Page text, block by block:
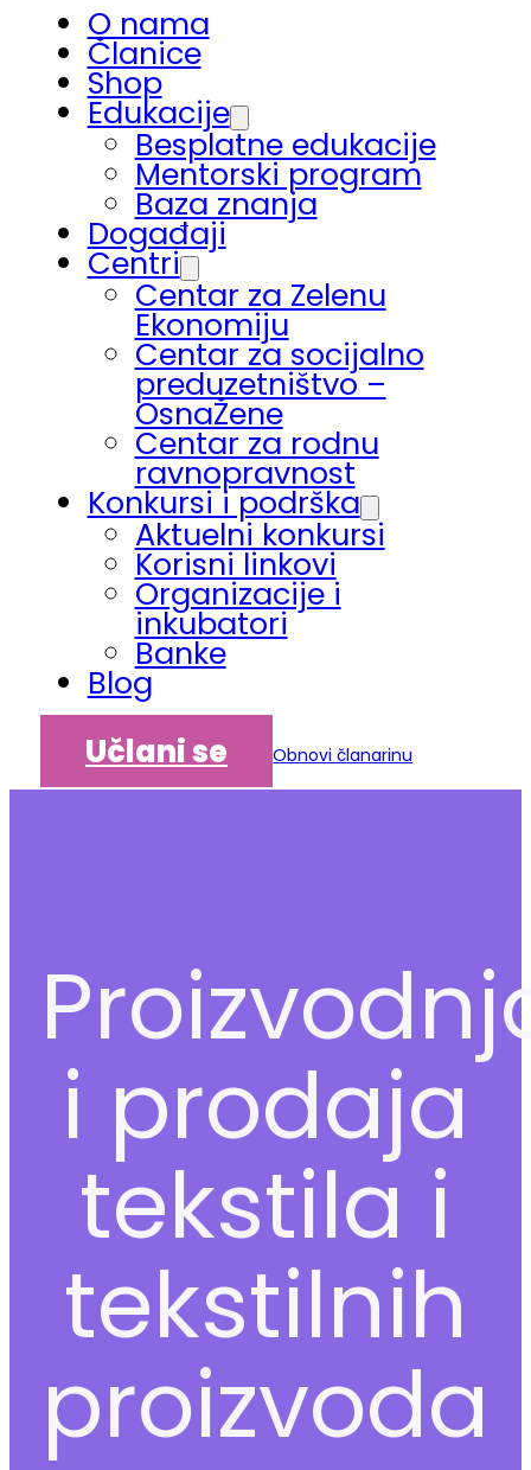
O nama
Članice
Shop
Edukacije
Besplatne edukacije
Mentorski program
Baza znanja
Događaji
Centri
Centar za Zelenu
Ekonomiju
Centar za socijalno
preduzetništvo –
OsnaŽene
Centar za rodnu
ravnopravnost
Konkursi i podrška
Aktuelni konkursi
Korisni linkovi
Organizacije i
inkubatori
Banke
Blog
Učlani se
Obnovi članarinu
i prodaja
tekstila i
tekstilnih
proizvoda